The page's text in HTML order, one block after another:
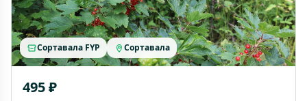
Сортавала FYP Сортавала
495 ₽